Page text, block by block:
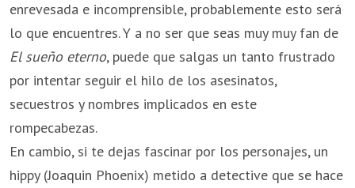
enrevesada e incomprensible, probablemente esto será
lo que encuentres. Y a no ser que seas muy muy fan de
El sueño eterno, puede que salgas un tanto frustrado
por intentar seguir el hilo de los asesinatos,
secuestros y nombres implicados en este
rompecabezas.
En cambio, si te dejas fascinar por los personajes, un
hippy (Joaquin Phoenix) metido a detective que se hace